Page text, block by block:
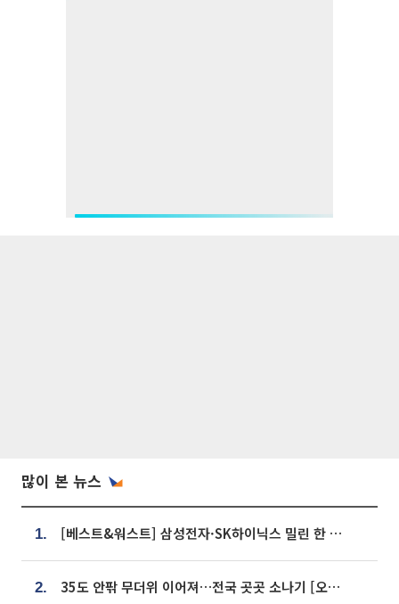
많이 본 뉴스
1. [베스트&워스트] 삼성전자·SK하이닉스 밀린 한 주…상상인증권은 85% 급등
2. 35도 안팎 무더위 이어져…전국 곳곳 소나기 [오늘 날씨]